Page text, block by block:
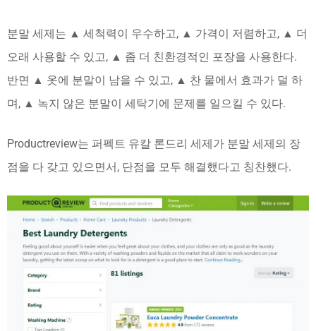
분말 세제는 ▲ 세척력이 우수하고, ▲ 가격이 저렴하고, ▲ 더
오래 사용할 수 있고, ▲ 좀 더 친환경적인 포장을 사용한다.
반면 ▲ 옷에 분말이 남을 수 있고, ▲ 찬 물에서 효과가 덜 하
며, ▲ 녹지 않은 분말이 세탁기에 문제를 일으킬 수 있다.
Productreview는 퍼펙트 유칼 론드리 세제가 분말 세제의 장
점을 다 갖고 있으면서, 단점을 모두 해결했다고 칭찬했다.